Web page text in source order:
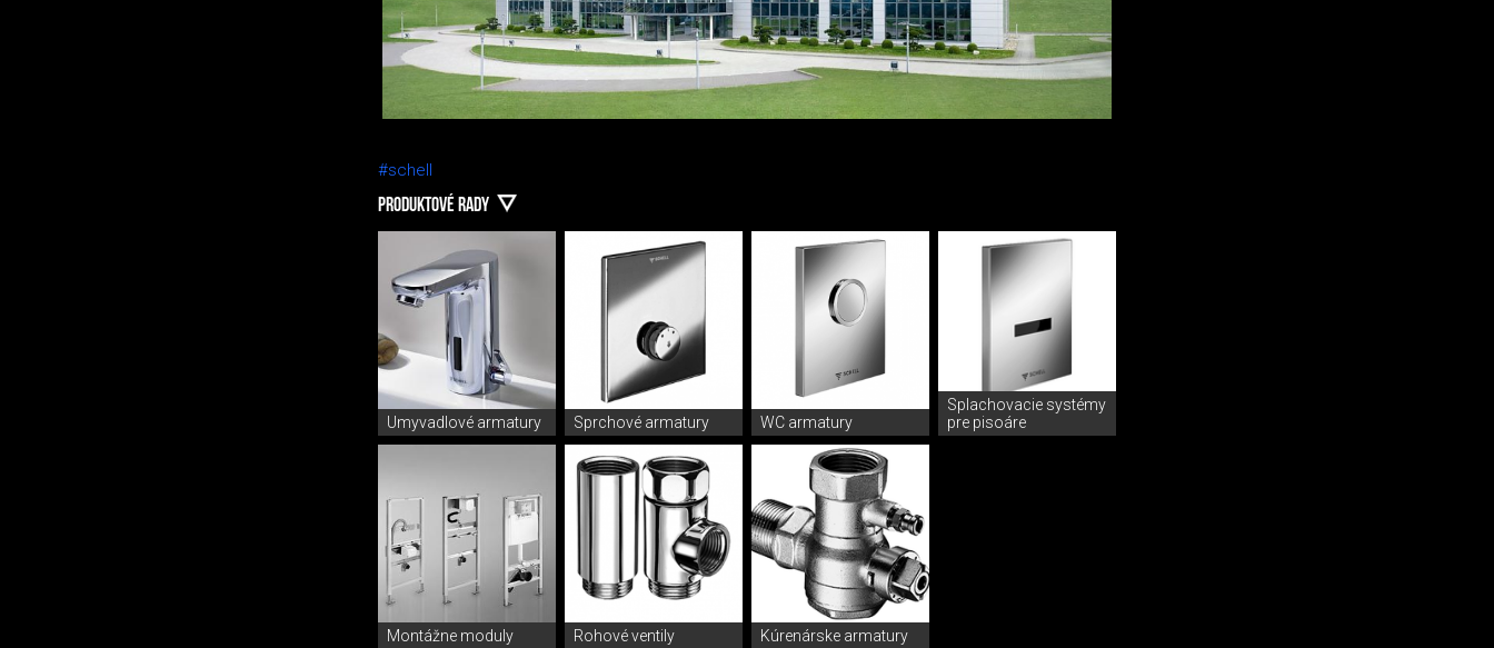
#schell
PRODUKTOVÉ RADY
Umyvadlové armatury Sprchové armatury WC armatury
Splachovacie systémy
pre pisoáre
Montážne moduly Rohové ventily Kúrenárske armatury